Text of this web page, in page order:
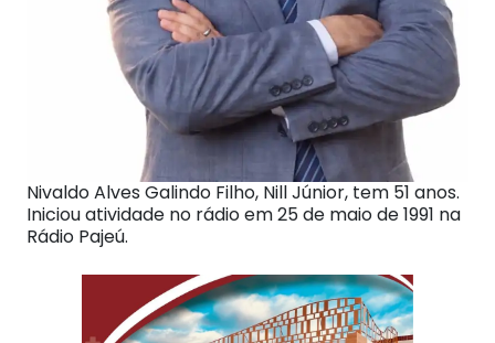
Nivaldo Alves Galindo Filho, Nill Júnior, tem 51 anos.
Iniciou atividade no rádio em 25 de maio de 1991 na
Rádio Pajeú.